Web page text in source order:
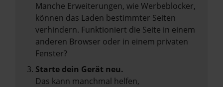
Manche Erweiterungen, wie Werbeblocker,
können das Laden bestimmter Seiten
verhindern. Funktioniert die Seite in einem
anderen Browser oder in einem privaten
Fenster?
Starte dein Gerät neu.
Das kann manchmal helfen,